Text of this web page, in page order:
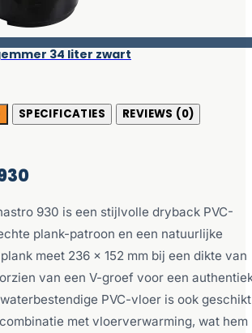
34 liter zwart
SPECIFICATIES
REVIEWS (0)
930 is een stijlvolle dryback PVC-
plank-patroon en een natuurlijke
meet 236 x 152 mm bij een dikte van
van een V-groef voor een
PVC-vloer is ook geschikt
met vloerverwarming, wat hem